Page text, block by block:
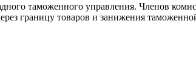
таможенного управления. Членов
границу товаров и занижения